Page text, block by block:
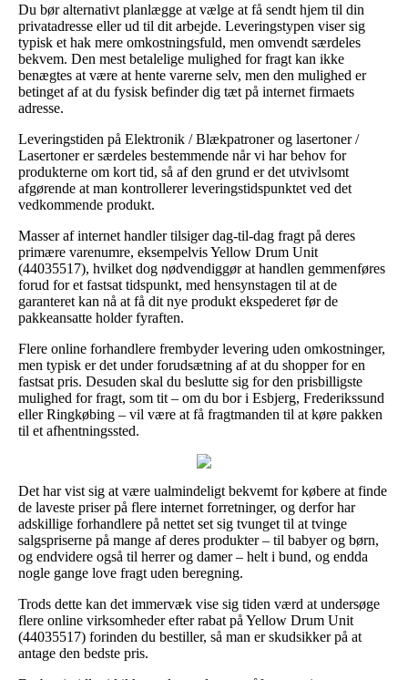
Du bør alternativt planlægge at vælge at få sendt hjem til din
privatadresse eller ud til dit arbejde. Leveringstypen viser sig
typisk et hak mere omkostningsfuld, men omvendt særdeles
bekvem. Den mest betalelige mulighed for fragt kan ikke
benægtes at være at hente varerne selv, men den mulighed er
betinget af at du fysisk befinder dig tæt på internet firmaets
adresse.
Leveringstiden på Elektronik / Blækpatroner og lasertoner /
Lasertoner er særdeles bestemmende når vi har behov for
produkterne om kort tid, så af den grund er det utvivlsomt
afgørende at man kontrollerer leveringstidspunktet ved det
vedkommende produkt.
Masser af internet handler tilsiger dag-til-dag fragt på deres
primære varenumre, eksempelvis Yellow Drum Unit
(44035517), hvilket dog nødvendiggør at handlen gemmenføres
forud for et fastsat tidspunkt, med hensynstagen til at de
garanteret kan nå at få dit nye produkt ekspederet før de
pakkeansatte holder fyraften.
Flere online forhandlere frembyder levering uden omkostninger,
men typisk er det under forudsætning af at du shopper for en
fastsat pris. Desuden skal du beslutte sig for den prisbilligste
mulighed for fragt, som tit – om du bor i Esbjerg, Frederikssund
eller Ringkøbing – vil være at få fragtmanden til at køre pakken
til et afhentningssted.
Det har vist sig at være ualmindeligt bekvemt for købere at finde
de laveste priser på flere internet forretninger, og derfor har
adskillige forhandlere på nettet set sig tvunget til at tvinge
salgspriserne på mange af deres produkter – til babyer og børn,
og endvidere også til herrer og damer – helt i bund, og endda
nogle gange love fragt uden beregning.
Trods dette kan det immervæk vise sig tiden værd at undersøge
flere online virksomheder efter rabat på Yellow Drum Unit
(44035517) forinden du bestiller, så man er skudsikker på at
antage den bedste pris.